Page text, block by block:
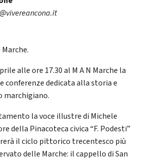
alle ore 17.30 al M A N Marche la
conferenze dedicata alla storia e
marchigiano.
la voce illustre di Michele
della Pinacoteca civica “F. Podesti”
il ciclo pittorico trecentesco più
delle Marche: il cappello di San